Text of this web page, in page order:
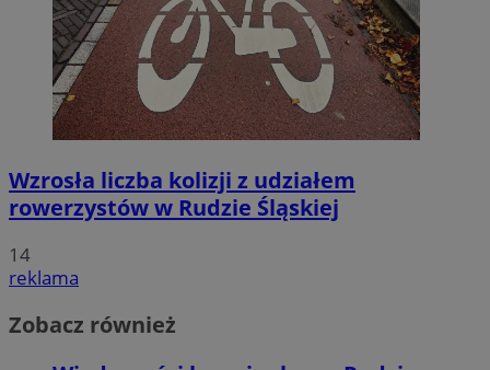
Wzrosła liczba kolizji z udziałem
rowerzystów w Rudzie Śląskiej
14
reklama
Zobacz również